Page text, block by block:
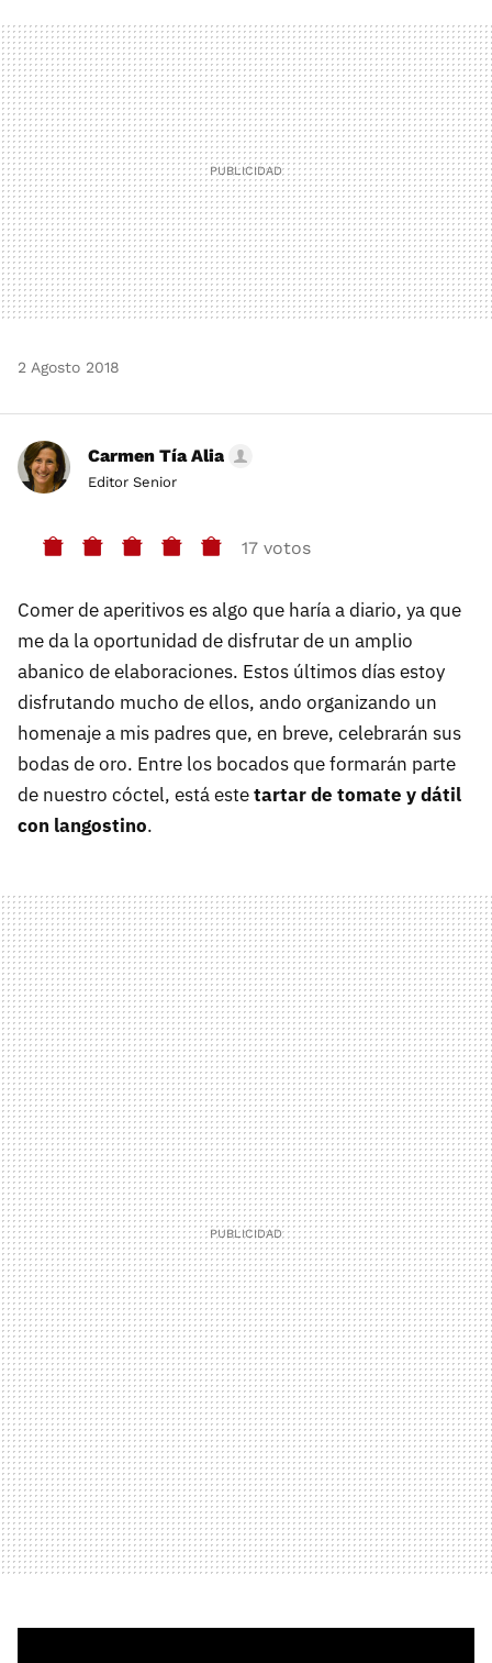
MAIL
2 Agosto 2018
Carmen Tía Alia
Editor Senior
17 votos
Comer de aperitivos es algo que haría a diario, ya que
me da la oportunidad de disfrutar de un amplio
abanico de elaboraciones. Estos últimos días estoy
disfrutando mucho de ellos, ando organizando un
homenaje a mis padres que, en breve, celebrarán sus
bodas de oro. Entre los bocados que formarán parte
de nuestro cóctel, está estetartar de tomate y dátil
con langostino.